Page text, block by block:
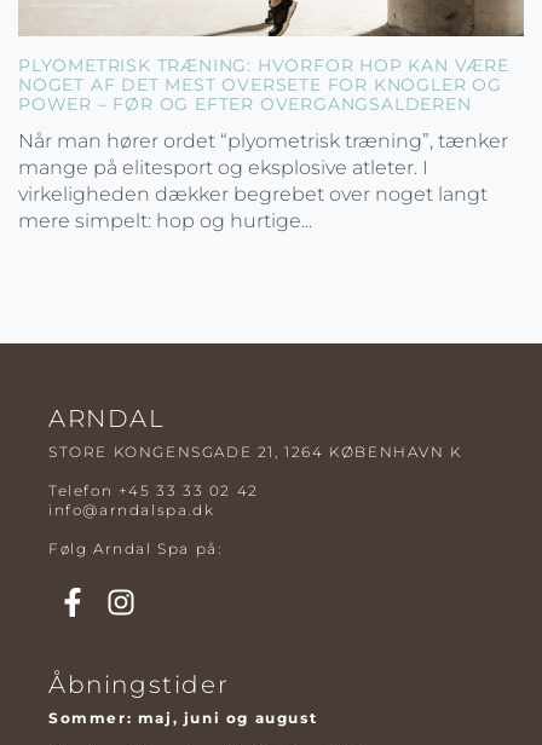
PLYOMETRISK TRÆNING: HVORFOR HOP KAN VÆRE
NOGET AF DET MEST OVERSETE FOR KNOGLER OG
POWER – FØR OG EFTER OVERGANGSALDEREN
Når man hører ordet “plyometrisk træning”, tænker
mange på elitesport og eksplosive atleter. I
virkeligheden dækker begrebet over noget langt
mere simpelt: hop og hurtige...
ARNDAL
STORE KONGENSGADE 21, 1264 KØBENHAVN K
Telefon +45 33 33 02 42
info@arndalspa.dk
Følg Arndal Spa på:
Åbningstider
Sommer: maj, juni og august